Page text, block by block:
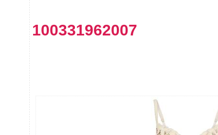
100331962007